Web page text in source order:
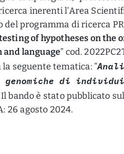
inerenti l’Area
del programma di ricerca
of hypotheses on the
language” cod.
seguente tematica: “
genomiche di
Il bando è stato pubblicato
26 agosto 2024.